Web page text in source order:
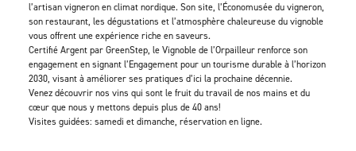
l’artisan vigneron en climat nordique. Son site, l’Économusée du vigneron,
son restaurant, les dégustations et l’atmosphère chaleureuse du vignoble
vous offrent une expérience riche en saveurs.
Certifié Argent par GreenStep, le Vignoble de l’Orpailleur renforce son
engagement en signant l’Engagement pour un tourisme durable à l’horizon
2030, visant à améliorer ses pratiques d’ici la prochaine décennie.
Venez découvrir nos vins qui sont le fruit du travail de nos mains et du
cœur que nous y mettons depuis plus de 40 ans!
Visites guidées: samedi et dimanche, réservation en ligne.